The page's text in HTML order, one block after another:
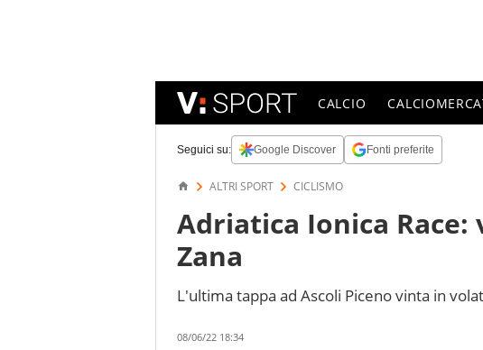
CALCIO
Seguici su: Google Discover Fonti preferite
ALTRI SPORT CICLISMO
Adriatica Ionica
Zana
L'ultima tappa ad Ascoli Piceno vinta in
08/06/22 18:34